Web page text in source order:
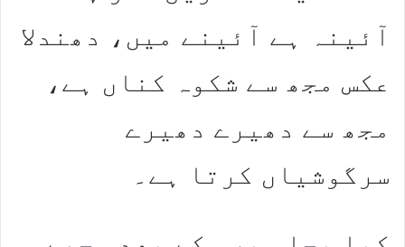
آئینہ ہے آئینے میں، دھندلا
عکس مجھ سے شکوہ کناں ہے،
مجھ سے دھیرے دھیرے
سرگوشیاں کرتا ہے۔